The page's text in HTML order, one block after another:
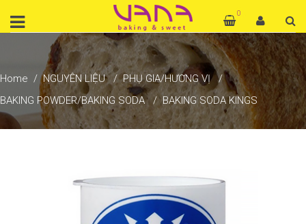
0
Home NGUYÊN LIỆU
PHỤ GIA/HƯƠNG VỊ
BAKING POWDER/BAKING SODA
BAKING SODA KINGS